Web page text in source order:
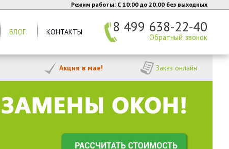
Режим работы: C 10:00 до 20:00 без выходных
БЛОГ КОНТАКТЫ 8 499 638-22-40
Обратный звонок
Акция в мае! Заказ онлайн